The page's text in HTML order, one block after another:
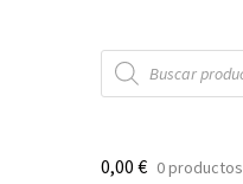
Búsqueda
de
productos
0,00 € 0 productos